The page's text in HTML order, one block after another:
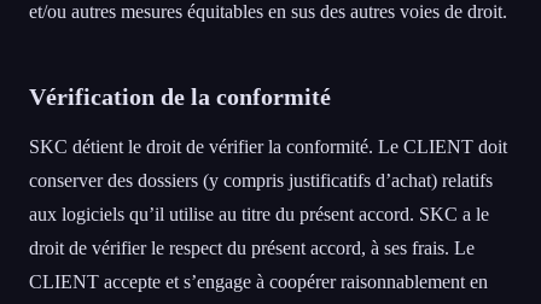
et/ou autres mesures équitables en sus des autres voies de droit.
Vérification de la conformité
SKC détient le droit de vérifier la conformité. Le CLIENT doit
conserver des dossiers (y compris justificatifs d’achat) relatifs
aux logiciels qu’il utilise au titre du présent accord. SKC a le
droit de vérifier le respect du présent accord, à ses frais. Le
CLIENT accepte et s’engage à coopérer raisonnablement en